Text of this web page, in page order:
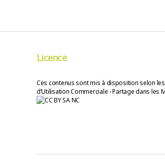
Licence
Ces contenus sont mis à disposition selon
d’Utilisation Commerciale - Partage dans les